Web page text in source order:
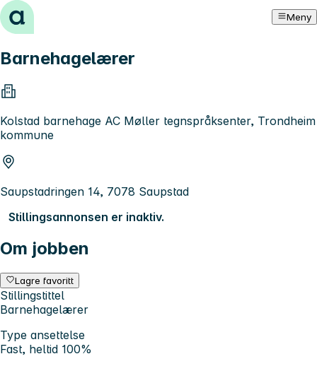
Hopp til innhold Meny
Barnehagelærer
Kolstad barnehage AC Møller tegnspråksenter, Trondheim
kommune
Saupstadringen 14, 7078 Saupstad
Stillingsannonsen er inaktiv.
Om jobben
Lagre favoritt
Stillingstittel
Barnehagelærer
Type ansettelse
Fast, heltid 100%